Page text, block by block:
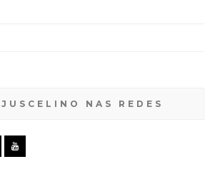
NAS REDES